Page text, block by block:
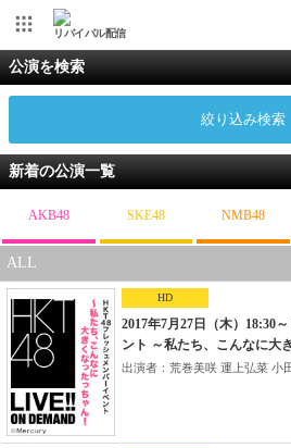
リバイバル配信
公演を検索
絞り込み検索
新着の公演一覧
AKB48 SKE48 NMB48
ALL
HD
2017年7月27日（木）18:30
ント ～私たち、こんなに大
出演者：荒巻美咲 運上弘菜 小